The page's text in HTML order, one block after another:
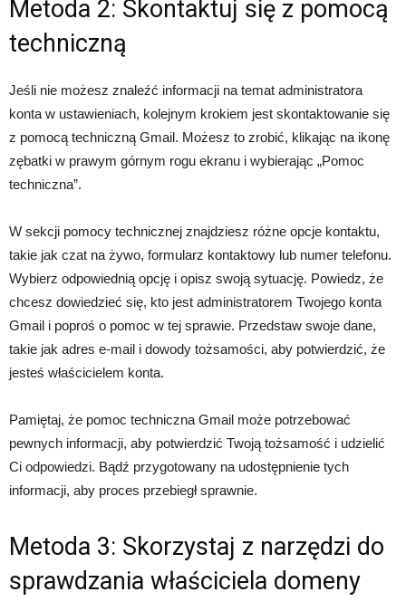
Metoda 2: Skontaktuj się z pomocą
techniczną
Jeśli nie możesz znaleźć informacji na temat administratora
konta w ustawieniach, kolejnym krokiem jest skontaktowanie się
z pomocą techniczną Gmail. Możesz to zrobić, klikając na ikonę
zębatki w prawym górnym rogu ekranu i wybierając „Pomoc
techniczna”.
W sekcji pomocy technicznej znajdziesz różne opcje kontaktu,
takie jak czat na żywo, formularz kontaktowy lub numer telefonu.
Wybierz odpowiednią opcję i opisz swoją sytuację. Powiedz, że
chcesz dowiedzieć się, kto jest administratorem Twojego konta
Gmail i poproś o pomoc w tej sprawie. Przedstaw swoje dane,
takie jak adres e-mail i dowody tożsamości, aby potwierdzić, że
jesteś właścicielem konta.
Pamiętaj, że pomoc techniczna Gmail może potrzebować
pewnych informacji, aby potwierdzić Twoją tożsamość i udzielić
Ci odpowiedzi. Bądź przygotowany na udostępnienie tych
informacji, aby proces przebiegł sprawnie.
Metoda 3: Skorzystaj z narzędzi do
sprawdzania właściciela domeny